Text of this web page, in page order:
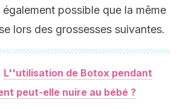
également possible que la même
lors des grossesses suivantes.
L''utilisation de Botox pendant
peut-elle nuire au bébé ?